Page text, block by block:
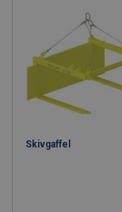
Skivgaffel